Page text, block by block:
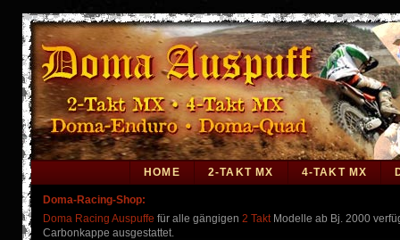
HOME 2-TAKT MX 4-TAKT MX
Doma-Racing-Shop:
Doma Racing Auspuffe für alle gängigen 2 TaktModelle ab Bj. 2000
Carbonkappe ausgestattet.